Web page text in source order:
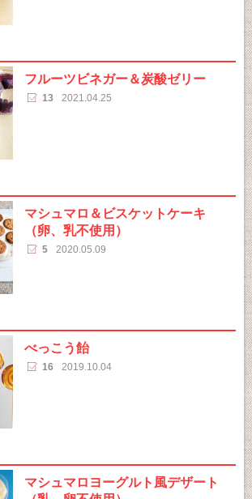
フルーツビネガー＆炭酸ゼリー
13 2021.04.25
マシュマロ＆ビスケットケーキ
（卵、乳不使用）
5 2020.05.09
べっこう飴
16 2019.10.04
マシュマロヨーグルト風デザート